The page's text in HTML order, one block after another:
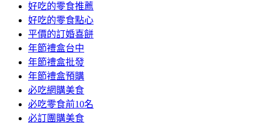
好吃的零食推薦
好吃的零食點心
平價的訂婚喜餅
年節禮盒台中
年節禮盒批發
年節禮盒預購
必吃網購美食
必吃零食前10名
必訂團購美食